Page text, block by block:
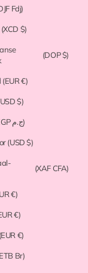
Fdj)
(XCD $)
(DOP $)
(EUR €)
$)
(EGP ج.م)
(USD $)
(XAF CFA)
€)
€)
(EUR €)
Br)